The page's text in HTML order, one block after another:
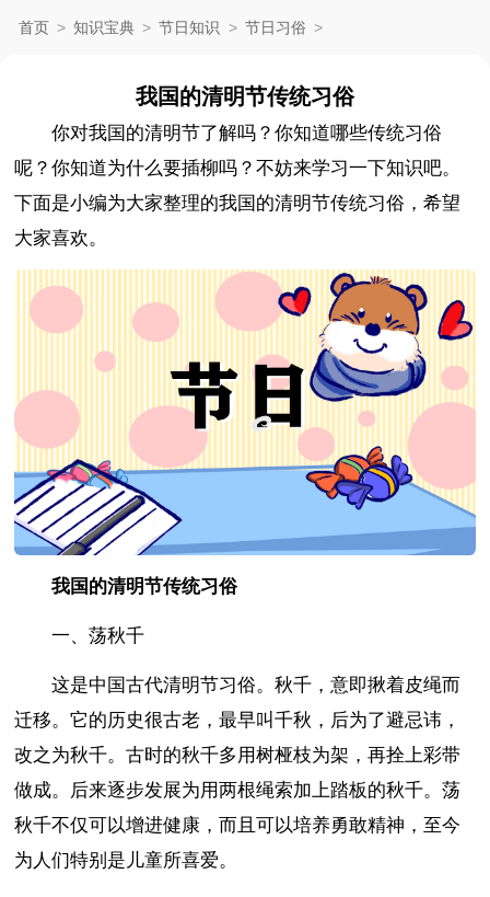
首页 > 知识宝典 > 节日知识 > 节日习俗 >
我国的清明节传统习俗
你对我国的清明节了解吗？你知道哪些传统习俗
呢？你知道为什么要插柳吗？不妨来学习一下知识吧。
下面是小编为大家整理的我国的清明节传统习俗，希望
大家喜欢。
我国的清明节传统习俗
一、荡秋千
这是中国古代清明节习俗。秋千，意即揪着皮绳而
迁移。它的历史很古老，最早叫千秋，后为了避忌讳，
改之为秋千。古时的秋千多用树桠枝为架，再拴上彩带
做成。后来逐步发展为用两根绳索加上踏板的秋千。荡
秋千不仅可以增进健康，而且可以培养勇敢精神，至今
为人们特别是儿童所喜爱。